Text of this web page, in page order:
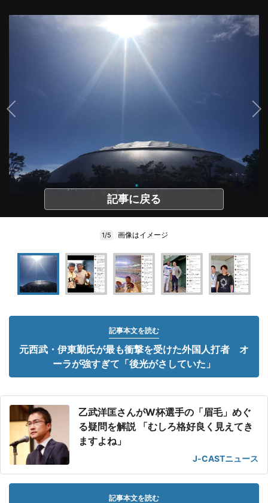
記事に戻る
1/5 画像はイメージ
記事本文を読む
元西武・伊東勤氏が最も衝撃を受けた外国人打者 オ
ーラが強すぎて「後光がさしていた」
乙武洋匡さんがW杯選手の「眉毛」めぐ
る疑問を解説 「むしろ格好良く見えてき
ますよね」
J-CASTニュース
記事本文を読む